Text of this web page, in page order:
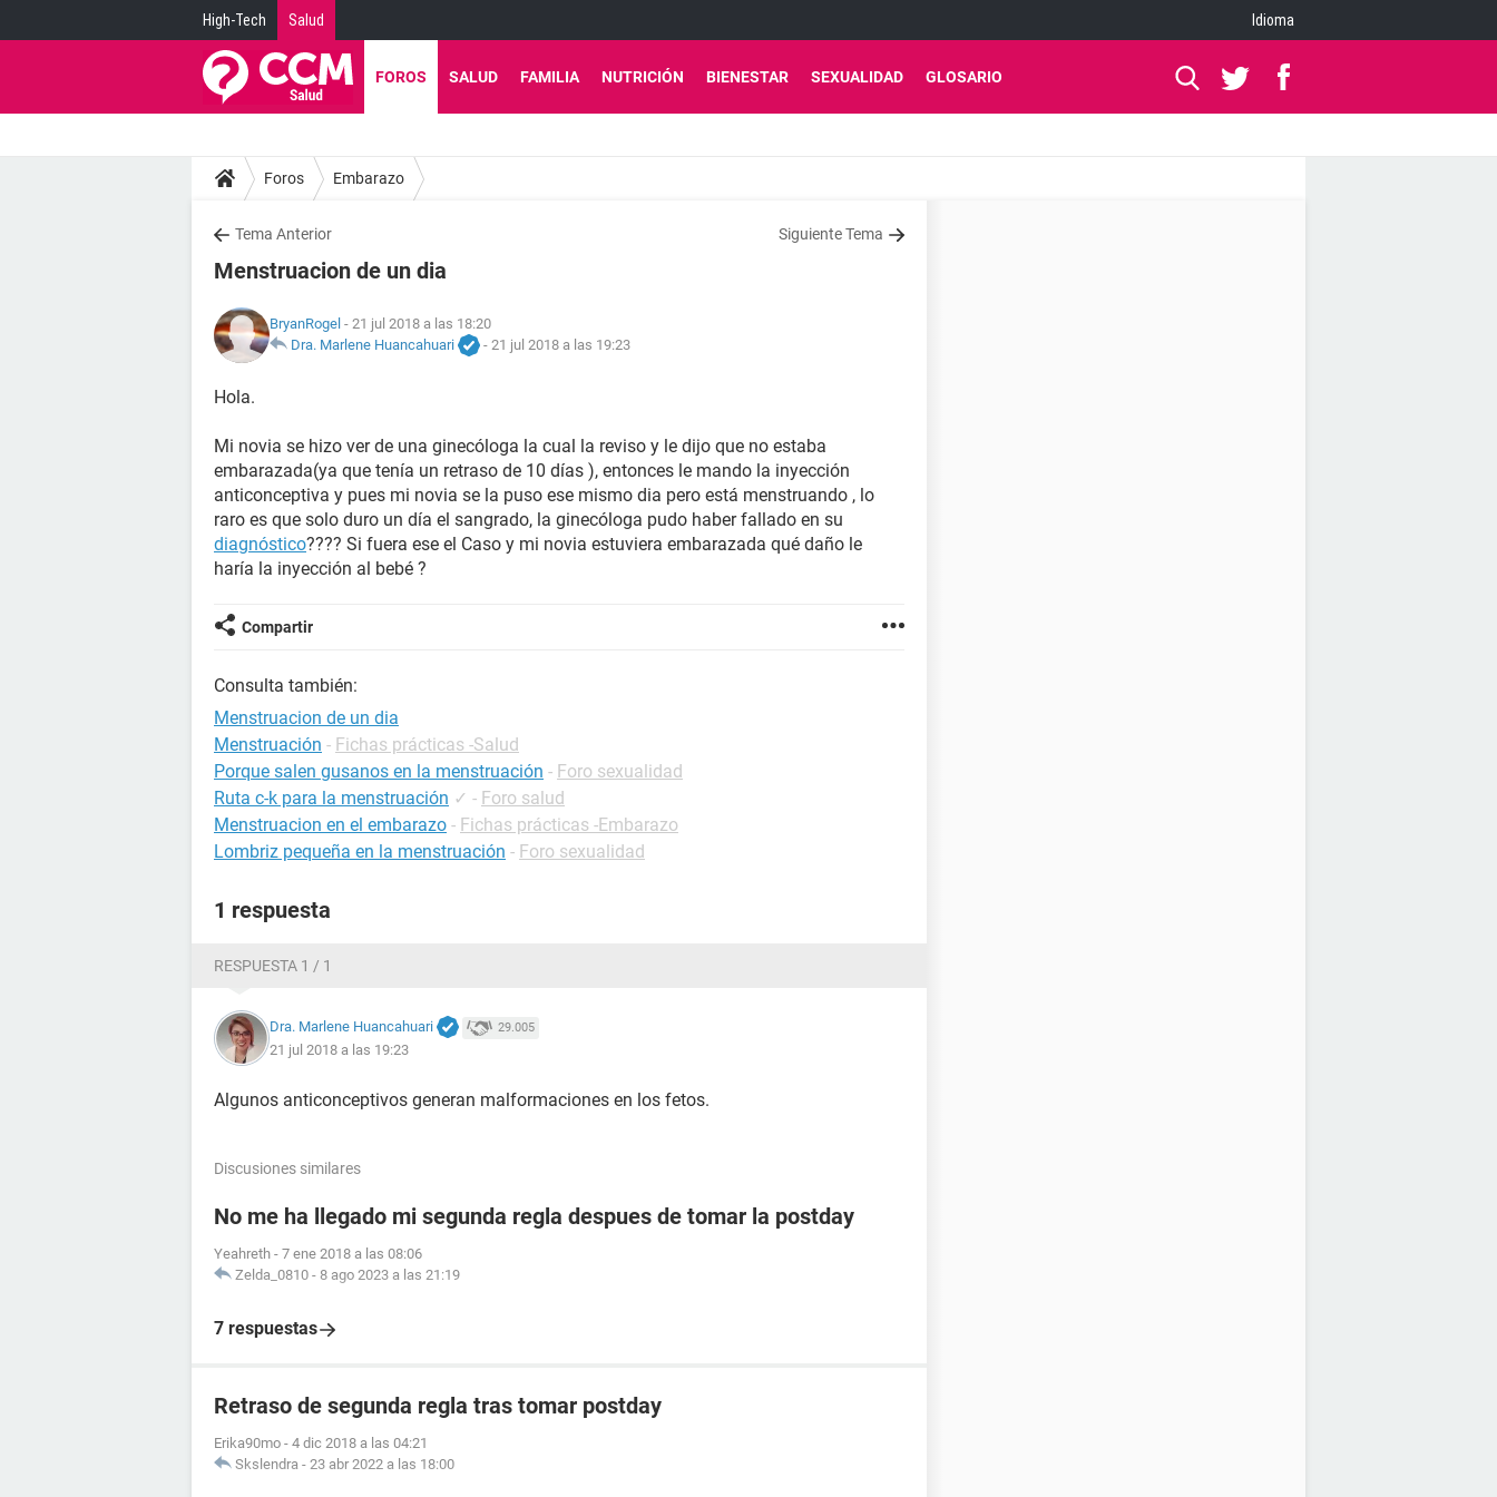
High-Tech Salud Idioma
FOROS SALUD FAMILIA NUTRICIÓN BIENESTAR SEXUALIDAD GLOSARIO
Foros Embarazo
Tema Anterior Siguiente Tema
Menstruacion de un dia
BryanRogel - 21 jul 2018 a las 18:20
Dra. Marlene Huancahuari
- 21 jul 2018 a las 19:23
Hola.
Mi novia se hizo ver de una ginecóloga la cual la reviso y le dijo que no estaba
embarazada(ya que tenía un retraso de 10 días ), entonces le mando la inyección
anticonceptiva y pues mi novia se la puso ese mismo dia pero está menstruando , lo
raro es que solo duro un día el sangrado, la ginecóloga pudo haber fallado en su
diagnóstico???? Si fuera ese el Caso y mi novia estuviera embarazada qué daño le
haría la inyección al bebé ?
Compartir
Consulta también:
Menstruacion de un dia
Menstruación - Fichas prácticas -Salud
Porque salen gusanos en la menstruación - Foro sexualidad
Ruta c-k para la menstruación ✓ - Foro salud
Menstruacion en el embarazo - Fichas prácticas -Embarazo
Lombriz pequeña en la menstruación - Foro sexualidad
1 respuesta
RESPUESTA 1 / 1
Dra. Marlene Huancahuari 29.005
21 jul 2018 a las 19:23
Algunos anticonceptivos generan malformaciones en los fetos.
Discusiones similares
No me ha llegado mi segunda regla despues de tomar la postday
Yeahreth - 7 ene 2018 a las 08:06
Zelda_0810 - 8 ago 2023 a las 21:19
7 respuestas
Retraso de segunda regla tras tomar postday
Erika90mo - 4 dic 2018 a las 04:21
Skslendra - 23 abr 2022 a las 18:00